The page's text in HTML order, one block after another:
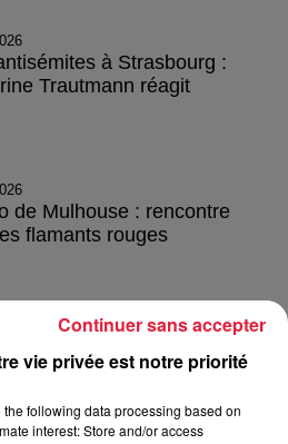
à Strasbourg :
Trautmann réagit
de Mulhouse : rencontre
flamants rouges
vie privée est notre priorité
the following data processing based on
interest: Store and/or access
Continuer sans accepter